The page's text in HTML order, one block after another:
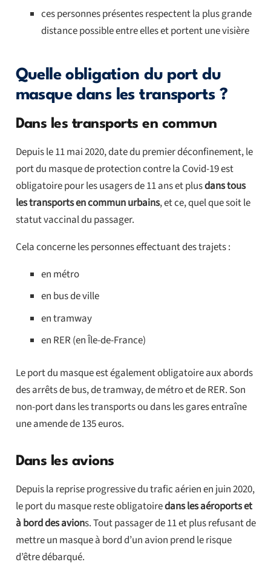
ces personnes présentes respectent la plus grande
distance possible entre elles et portent une visière
Quelle obligation du port du
masque dans les transports ?
Dans les transports en commun
Depuis le 11 mai 2020, date du premier déconfinement, le
port du masque de protection contre la Covid-19 est
obligatoire pour les usagers de 11 ans et plusdans tous
les transports en commun urbains, et ce, quel que soit le
statut vaccinal du passager.
Cela concerne les personnes effectuant des trajets :
en métro
en bus de ville
en tramway
en RER (en Île-de-France)
Le port du masque est également obligatoire aux abords
des arrêts de bus, de tramway, de métro et de RER. Son
non-port dans les transports ou dans les gares entraîne
une amende de 135 euros.
Dans les avions
Depuis la reprise progressive du trafic aérien en juin 2020,
le port du masque reste obligatoiredans les aéroports et
à bord des avions. Tout passager de 11 et plus refusant de
mettre un masque à bord d’un avion prend le risque
d’être débarqué.